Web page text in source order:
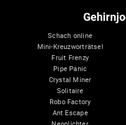
Schach online
Mini-Kreuzworträtsel
Fruit Frenzy
Pipe Panic
Crystal Miner
Solitaire
Robo Factory
Ant Escape